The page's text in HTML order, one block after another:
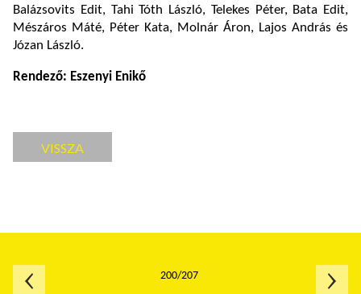
Balázsovits Edit, Tahi Tóth László, Telekes Péter, Bata Edit,
Mészáros Máté, Péter Kata, Molnár Áron, Lajos András és
Józan László.
Rendező: Eszenyi Enikő
VISSZA
200/207